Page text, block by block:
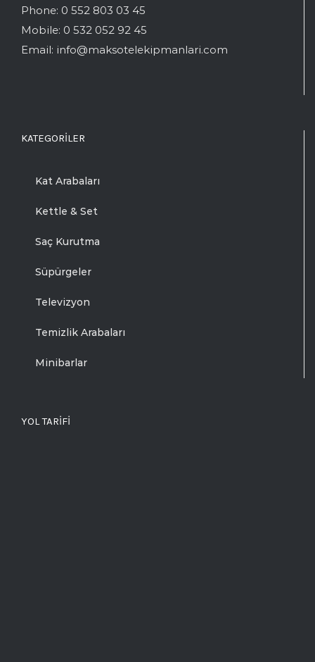
Phone: 0 552 803 03 45
Mobile: 0 532 052 92 45
Email: info@maksotelekipmanlari.com
KATEGORILER
Kat Arabaları
Kettle & Set
Saç Kurutma
Süpürgeler
Televizyon
Temizlik Arabaları
Minibarlar
YOL TARIFI